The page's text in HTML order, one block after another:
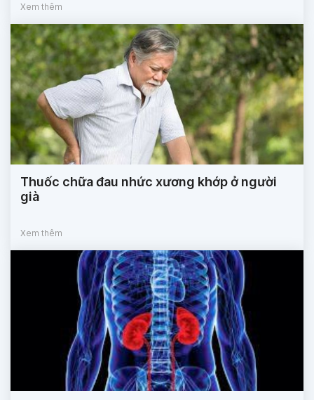
Xem thêm
Thuốc chữa đau nhức xương khớp ở người
già
Xem thêm